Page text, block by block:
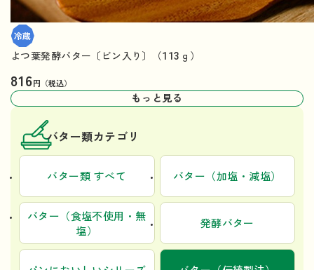
よつ葉発酵バター〔ビン入り〕（113ｇ）
816円（税込）
もっと見る
バター類カテゴリ
バター類 すべて バター（加塩・減塩）
バター（食塩不使用・無
塩）
発酵バター